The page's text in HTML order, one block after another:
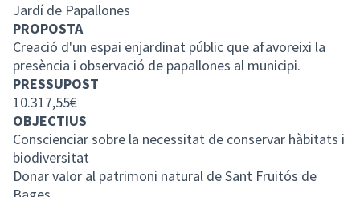
Jardí de Papallones
PROPOSTA
Creació d'un espai enjardinat públic que afavoreixi la
presència i observació de papallones al municipi.
PRESSUPOST
10.317,55€
OBJECTIUS
Conscienciar sobre la necessitat de conservar hàbitats i
biodiversitat
Donar valor al patrimoni natural de Sant Fruitós de